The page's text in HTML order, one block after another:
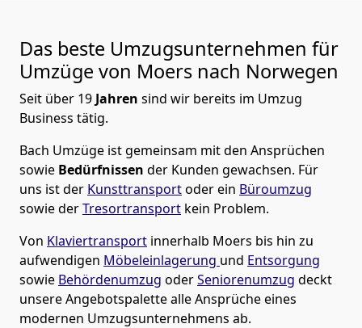
Das beste Umzugsunternehmen für
Umzüge von Moers nach Norwegen
Seit über 19 Jahren sind wir bereits im Umzug
Business tätig.
Bach Umzüge ist gemeinsam mit den Ansprüchen
sowie Bedürfnissen der Kunden gewachsen. Für
uns ist der Kunsttransportoder ein Büroumzug
sowie derTresortransport kein Problem.
Von Klaviertransport innerhalb Moers bis hin zu
aufwendigen Möbeleinlagerung und Entsorgung
sowie Behördenumzug oderSeniorenumzug deckt
unsere Angebotspalette alle Ansprüche eines
modernen Umzugsunternehmens ab.